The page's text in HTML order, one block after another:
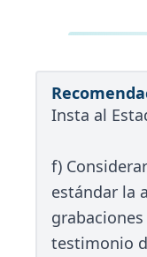
Insta al
f)
estándar la
testimonio